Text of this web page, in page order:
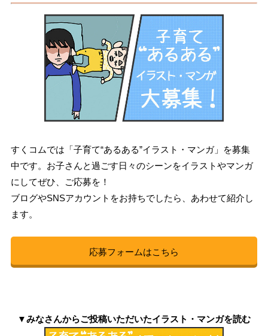
すくコムでは「子育て“あるある”イラスト・マンガ」を募集
中です。お子さんと過ごす日々のシーンをイラストやマンガ
にしてぜひ、ご応募を！
ブログやSNSアカウントをお持ちでしたら、あわせて紹介し
ます。
応募フォームはこちら
▼みなさんからご投稿いただいたイラスト・マンガを読む